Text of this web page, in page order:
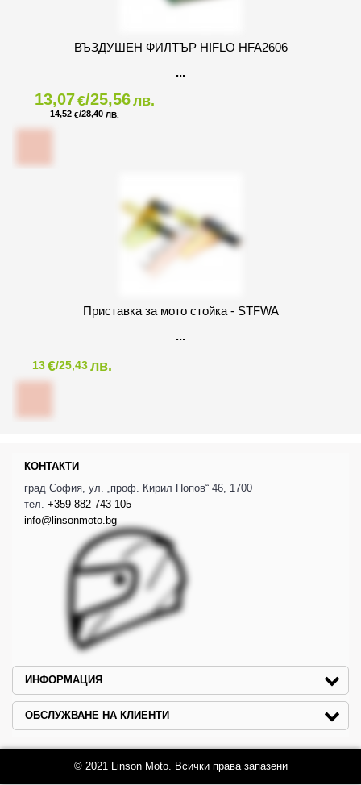
ВЪЗДУШЕН ФИЛТЪР HIFLO HFA2606
13,07€/25,56лв.
14,52 €/28,40 ЛВ.
Приставка за мото стойка - STFWA
13€/25,43лв.
КОНТАКТИ
град София, ул. „проф. Кирил Попов“ 46, 1700
тел. +359 882 743 105
info@linsonmoto.bg
ИНФОРМАЦИЯ
ОБСЛУЖВАНЕ НА КЛИЕНТИ
© 2021 Linson Moto. Всички права запазени